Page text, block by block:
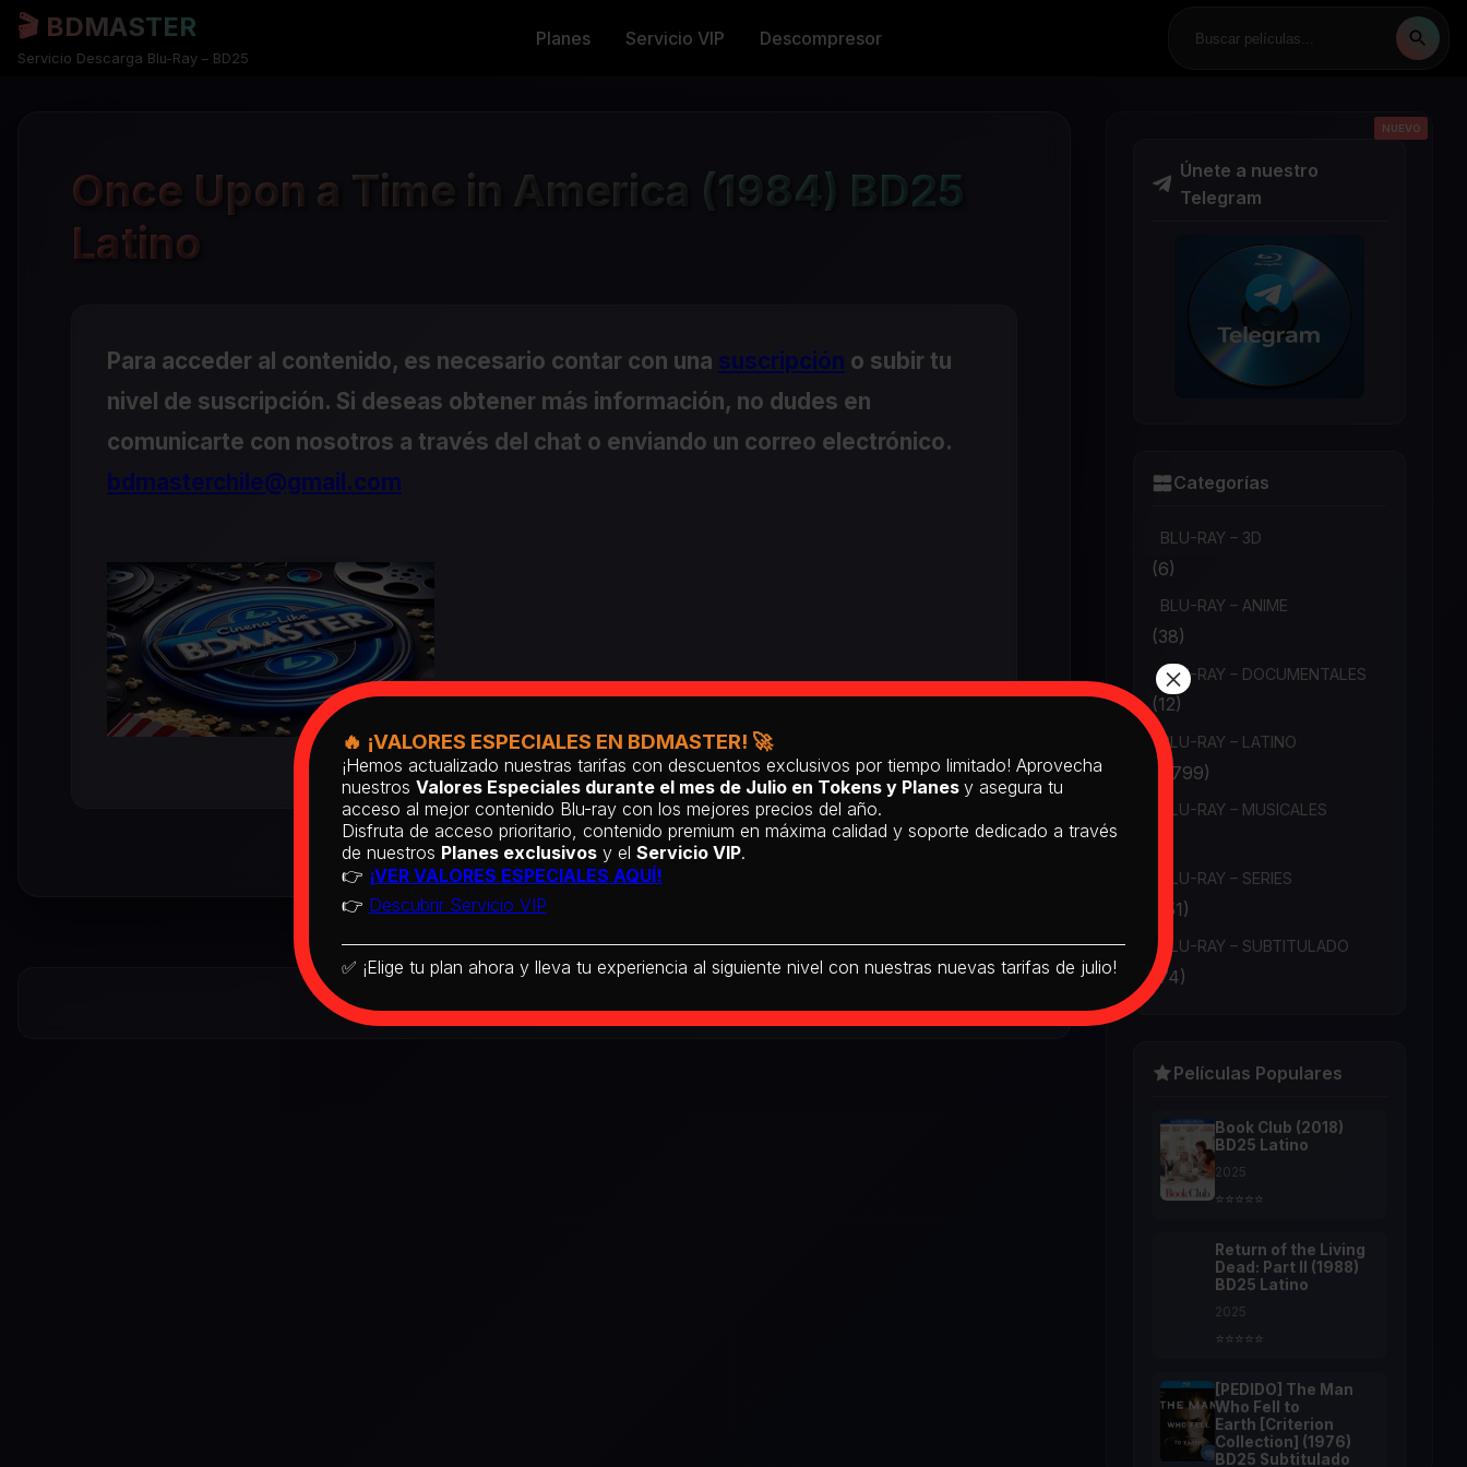
🎬 BDMASTER
Servicio Descarga Blu-Ray – BD25
Planes Servicio VIP Descompresor
Once Upon a Time in America (1984) BD25
Latino
Para acceder al contenido, es necesario contar con una suscripción o subir tu
nivel de suscripción. Si deseas obtener más información, no dudes en
comunicarte con nosotros a través del chat o enviando un correo electrónico.
bdmasterchile@gmail.com
Únete a nuestro
Telegram
Categorías
BLU-RAY – 3D
(6)
BLU-RAY – ANIME
(38)
BLU-RAY – DOCUMENTALES
(12)
BLU-RAY – LATINO
(1,799)
BLU-RAY – MUSICALES
BLU-RAY – SERIES
(151)
BLU-RAY – SUBTITULADO
(74)
Películas Populares
Book Club (2018)
BD25 Latino
2025
⭐⭐⭐⭐⭐
Return of the Living
Dead: Part II (1988)
BD25 Latino
2025
⭐⭐⭐⭐⭐
[PEDIDO] The Man
Who Fell to
Earth [Criterion
Collection] (1976)
BD25 Subtitulado
NUEVO
NUEVO
NUEVO
NUEVO
NUEVO
🔥 ¡VALORES ESPECIALES EN BDMASTER! 🚀
¡Hemos actualizado nuestras tarifas con descuentos exclusivos por tiempo limitado! Aprovecha
nuestros Valores Especiales durante el mes de Julio en Tokens y Planes y asegura tu
acceso al mejor contenido Blu-ray con los mejores precios del año.
Disfruta de acceso prioritario, contenido premium en máxima calidad y soporte dedicado a través
de nuestros Planes exclusivosy el Servicio VIP.
👉 ¡VER VALORES ESPECIALES AQUÍ!
👉 Descubrir Servicio VIP
✅ ¡Elige tu plan ahora y lleva tu experiencia al siguiente nivel con nuestras nuevas tarifas de julio!
×